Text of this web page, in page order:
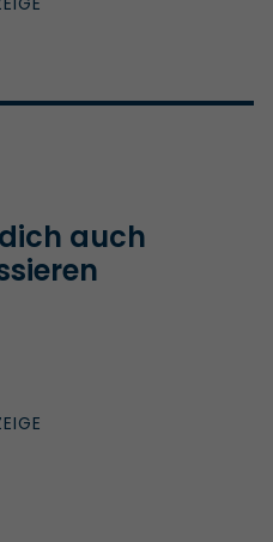
auch